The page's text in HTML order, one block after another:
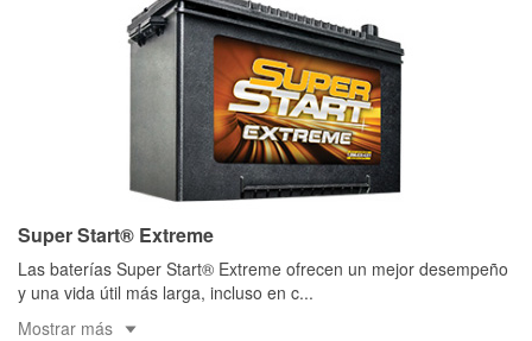
Super Start® Extreme
Las baterías Super Start® Extreme ofrecen un mejor desempeño
y una vida útil más larga, incluso en c...
Mostrar más